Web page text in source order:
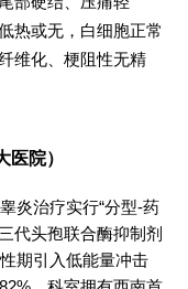
热或无，白细胞正常
维化、梗阻性无精
院）
炎治疗实行“分型-药
代头孢联合酶抑制剂
期引入低能量冲击